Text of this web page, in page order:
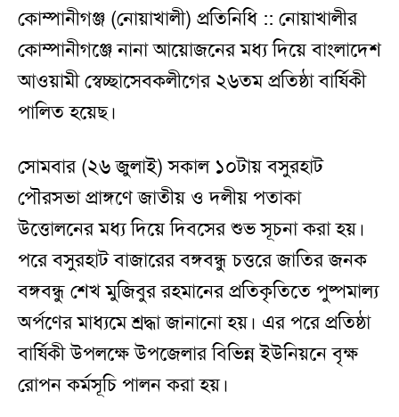
কোম্পানীগঞ্জ (নোয়াখালী) প্রতিনিধি :: নোয়াখালীর
কোম্পানীগঞ্জে নানা আয়োজনের মধ্য দিয়ে বাংলাদেশ
আওয়ামী স্বেচ্ছাসেবকলীগের ২৬তম প্রতিষ্ঠা বার্ষিকী
পালিত হয়েছ।
সোমবার (২৬ জুলাই) সকাল ১০টায় বসুরহাট
পৌরসভা প্রাঙ্গণে জাতীয় ও দলীয় পতাকা
উত্তোলনের মধ্য দিয়ে দিবসের শুভ সূচনা করা হয়।
পরে বসুরহাট বাজারের বঙ্গবন্ধু চত্তরে জাতির জনক
বঙ্গবন্ধু শেখ মুজিবুর রহমানের প্রতিকৃতিতে পুষ্পমাল্য
অর্পণের মাধ্যমে শ্রদ্ধা জানানো হয়। এর পরে প্রতিষ্ঠা
বার্ষিকী উপলক্ষে উপজেলার বিভিন্ন ইউনিয়নে বৃক্ষ
রোপন কর্মসূচি পালন করা হয়।